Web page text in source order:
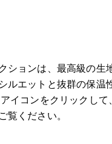
ションは、最高級の生
ルエットと抜群の保温
イコンをクリックし
覧ください。